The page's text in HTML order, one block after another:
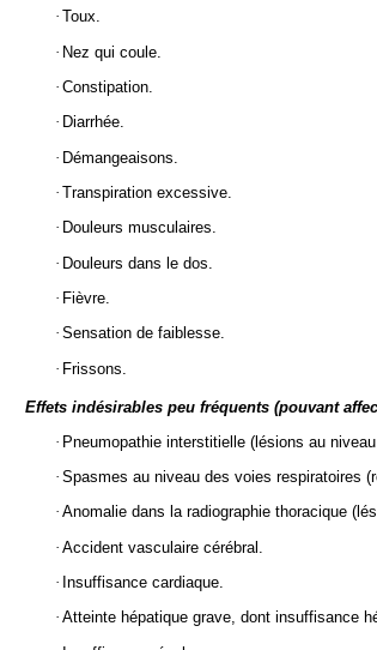
· Toux.
· Nez qui coule.
· Constipation.
· Diarrhée.
· Démangeaisons.
· Transpiration excessive.
· Douleurs musculaires.
· Douleurs dans le dos.
· Fièvre.
· Sensation de faiblesse.
· Frissons.
Effets indésirables peu fréquents (pouvant
· Pneumopathie interstitielle (lésions au
· Spasmes au niveau des voies respiratoires
· Anomalie dans la radiographie thoracique
· Accident vasculaire cérébral.
· Insuffisance cardiaque.
· Atteinte hépatique grave, dont insuffisance